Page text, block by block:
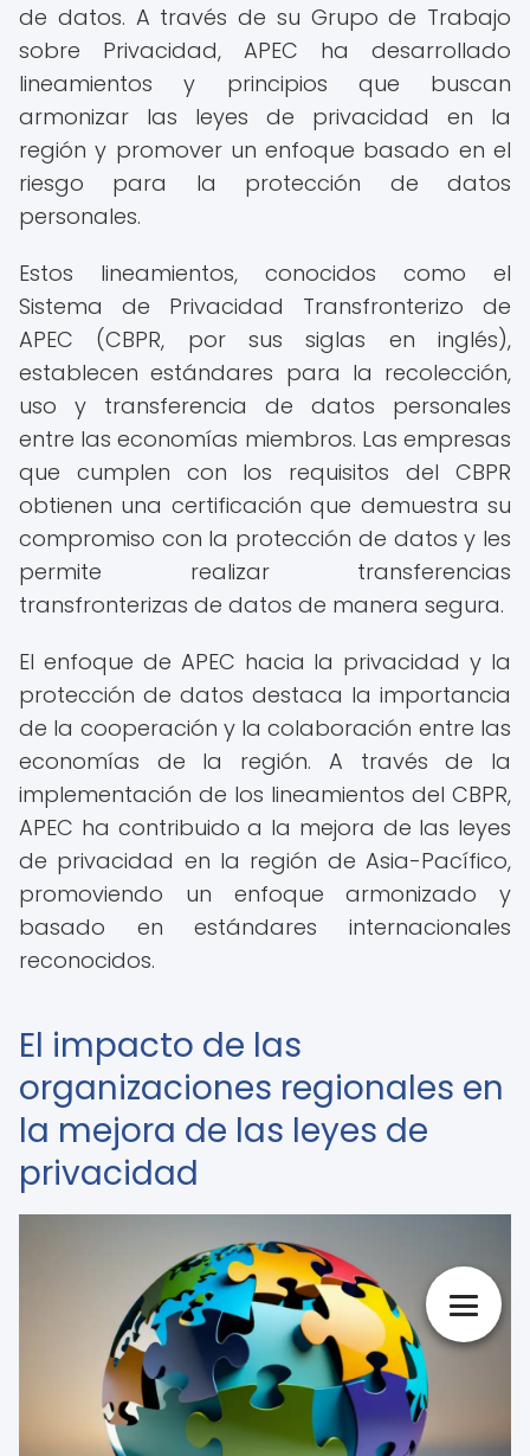
de datos. A través de su Grupo de Trabajo
sobre Privacidad, APEC ha desarrollado
lineamientos y principios que buscan
armonizar las leyes de privacidad en la
región y promover un enfoque basado en el
riesgo para la protección de datos
personales.
Estos lineamientos, conocidos como el
Sistema de Privacidad Transfronterizo de
APEC (CBPR, por sus siglas en inglés),
establecen estándares para la recolección,
uso y transferencia de datos personales
entre las economías miembros. Las empresas
que cumplen con los requisitos del CBPR
obtienen una certificación que demuestra su
compromiso con la protección de datos y les
permite realizar transferencias
transfronterizas de datos de manera segura.
El enfoque de APEC hacia la privacidad y la
protección de datos destaca la importancia
de la cooperación y la colaboración entre las
economías de la región. A través de la
implementación de los lineamientos del CBPR,
APEC ha contribuido a la mejora de las leyes
de privacidad en la región de Asia-Pacífico,
promoviendo un enfoque armonizado y
basado en estándares internacionales
reconocidos.
El impacto de las
organizaciones regionales en
la mejora de las leyes de
privacidad